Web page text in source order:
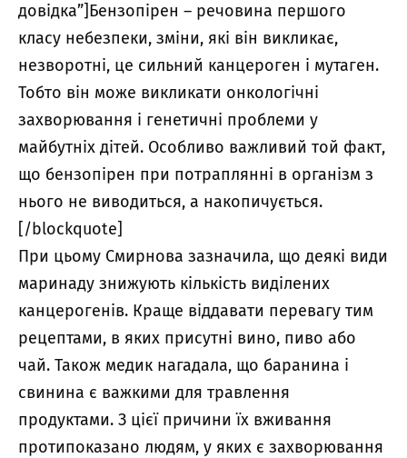
довідка”]Бензопірен – речовина першого
класу небезпеки, зміни, які він викликає,
незворотні, це сильний канцероген і мутаген.
Тобто він може викликати онкологічні
захворювання і генетичні проблеми у
майбутніх дітей. Особливо важливий той факт,
що бензопірен при потраплянні в організм з
нього не виводиться, а накопичується.
[/blockquote]
При цьому Смирнова зазначила, що деякі види
маринаду знижують кількість виділених
канцерогенів. Краще віддавати перевагу тим
рецептами, в яких присутні вино, пиво або
чай. Також медик нагадала, що баранина і
свинина є важкими для травлення
продуктами. З цієї причини їх вживання
протипоказано людям, у яких є захворювання